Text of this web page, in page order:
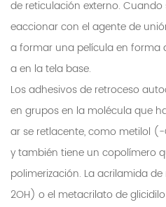
de reticulación externo.
eaccionar con el agente de
a formar una película en forma
a en la tela base.
Los adhesivos de retroceso
en grupos en la molécula que
ar se retlacente, como metilol
y también tiene un copolímero
polimerización. La acrilamida
2OH) o el metacrilato de